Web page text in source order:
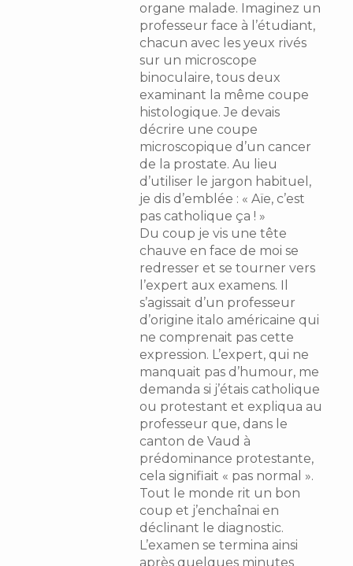
organe malade. Imaginez un
professeur face à l’étudiant,
chacun avec les yeux rivés
sur un microscope
binoculaire, tous deux
examinant la même coupe
histologique. Je devais
décrire une coupe
microscopique d’un cancer
de la prostate. Au lieu
d’utiliser le jargon habituel,
je dis d’emblée : « Aïe, c’est
pas catholique ça ! »
Du coup je vis une tête
chauve en face de moi se
redresser et se tourner vers
l’expert aux examens. Il
s’agissait d’un professeur
d’origine italo américaine qui
ne comprenait pas cette
expression. L’expert, qui ne
manquait pas d’humour, me
demanda si j’étais catholique
ou protestant et expliqua au
professeur que, dans le
canton de Vaud à
prédominance protestante,
cela signifiait « pas normal ».
Tout le monde rit un bon
coup et j’enchaînai en
déclinant le diagnostic.
L’examen se termina ainsi
après quelques minutes